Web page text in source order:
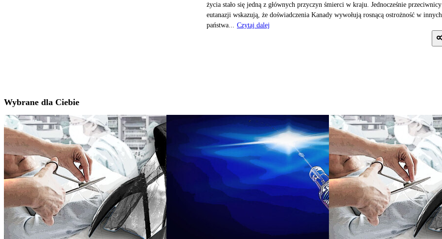
życia stało się jedną z głównych przyczyn śmierci w kraju. Jednocześnie przeciwnicy
eutanazji wskazują, że doświadczenia Kanady wywołują rosnącą ostrożność w innych
państwa...
Czytaj dalej
Wybrane dla Ciebie